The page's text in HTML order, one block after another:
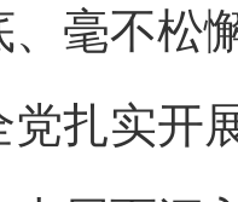
、毫不松
党扎实开